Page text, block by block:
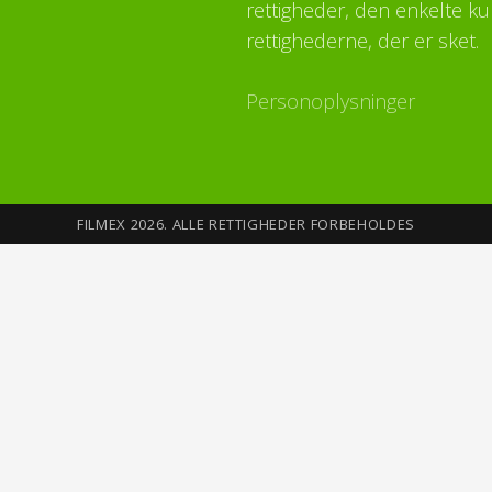
rettigheder, den enkelte
rettighederne, der er sket.
Personoplysninger
FILMEX 2026. ALLE RETTIGHEDER FORBEHOLDES